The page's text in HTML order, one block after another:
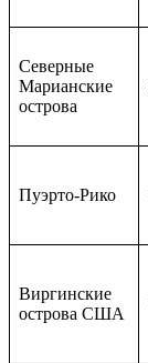
Северные
Марианские
острова
Пуэрто-Рико
Виргинские
острова США